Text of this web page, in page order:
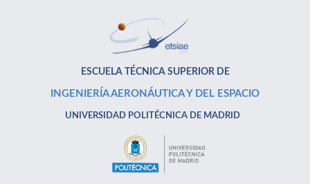
ESCUELA TÉCNICA SUPERIOR DE
INGENIERÍA AERONÁUTICA Y DEL ESPACIO
UNIVERSIDAD POLITÉCNICA DE MADRID